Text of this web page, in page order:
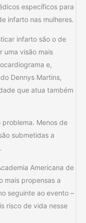
específicos para
infarto nas mulheres.
infarto são o de
uma visão mais
e,
Dennys Martins,
que atua também
Menos de
submetidas a
Americana de
mais propensas a
seguinte ao evento –
risco de vida nesse